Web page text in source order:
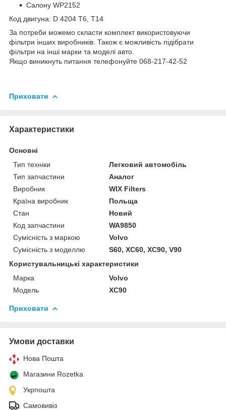
Салону WP2152
Код двигуна: D 4204 T6, T14
За потреби можемо скласти комплект використовуючи
фільтри інших виробників. Також є можливість підібрати
фільтри на інші марки та моделі авто.
Якщо виникнуть питання телефонуйте 068-217-42-52
Приховати
Характеристики
Основні
Тип техніки
Легковий автомобіль
Тип запчастини
Аналог
Виробник
WIX Filters
Країна виробник
Польща
Стан
Новий
Код запчастини
WA9850
Сумісність з маркою
Volvo
Сумісність з моделлю
S60, XC60, XC90, V90
Користувальницькі характеристики
Марка
Volvo
Модель
XC90
Приховати
Умови доставки
Нова Пошта
Магазини Rozetka
Укрпошта
Самовивіз